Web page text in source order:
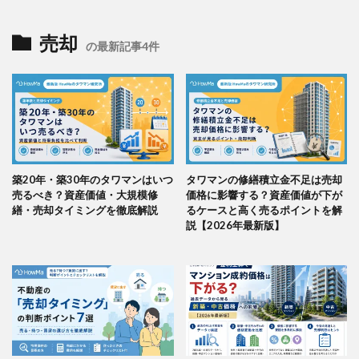
売却 の最新記事4件
築20年・築30年のタワマンはいつ
売るべき？資産価値・大規模修
繕・売却タイミングを徹底解説
タワマンの修繕積立金不足は売却
価格に影響する？資産価値が下が
るケースと高く売るポイントを解
説【2026年最新版】